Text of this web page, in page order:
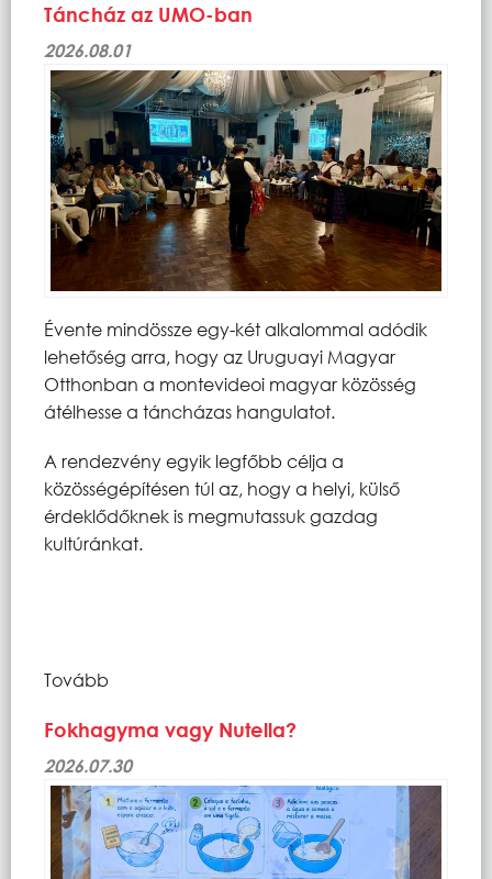
Táncház az UMO-ban
2026.08.01
Évente mindössze egy-két alkalommal adódik
lehetőség arra, hogy az Uruguayi Magyar
Otthonban a montevideoi magyar közösség
átélhesse a táncházas hangulatot.
A rendezvény egyik legfőbb célja a
közösségépítésen túl az, hogy a helyi, külső
érdeklődőknek is megmutassuk gazdag
kultúránkat.
Tovább
Fokhagyma vagy Nutella?
2026.07.30